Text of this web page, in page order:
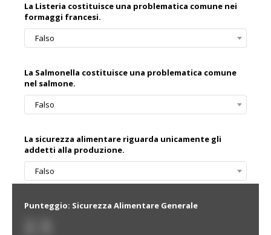
La Listeria costituisce una problematica comune nei
formaggi francesi.
Falso
La Salmonella costituisce una problematica comune
nel salmone.
Falso
La sicurezza alimentare riguarda unicamente gli
addetti alla produzione.
Falso
Punteggio: Sicurezza Alimentare Generale